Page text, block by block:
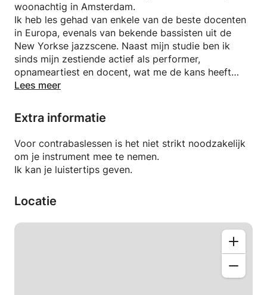
woonachtig in Amsterdam.
Ik heb les gehad van enkele van de beste docenten
in Europa, evenals van bekende bassisten uit de
New Yorkse jazzscene. Naast mijn studie ben ik
sinds mijn zestiende actief als performer,
opnameartiest en docent, wat me de kans heeft
gegeven om op verschillende festivals en podia te
Bimhuis en DeDoelen Rotterdam.
Ik ben rustig en makkelijk in de omgang en ik wil de
kennis die ik van mijn docenten heb opgedaan,
evenals mijn eigen ervaring, graag met je delen. Ik
focus me er altijd op om je voor te bereiden op het
spelen in een band, of om je vaardigheden daarin te
Ik heb ervaring met en sta open voor een breed
Muziektheorie - Ritme - Groove - Gehoortraining -
Noten lezen - Auditievoorbereiding - Thuisopnames
Lees meer
Extra informatie
Voor contrabaslessen is het niet strikt noodzakelijk
om je instrument mee te nemen.
Ik kan je luistertips geven.
Locatie